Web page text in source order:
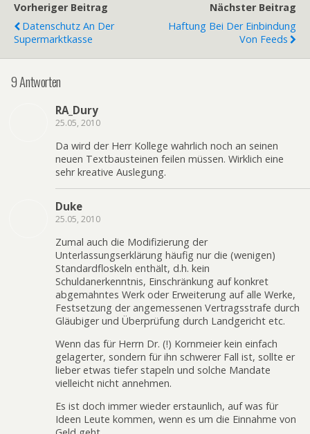
Vorheriger Beitrag
Datenschutz An Der
Supermarktkasse
Nächster Beitrag
Haftung Bei Der Einbindung
Von Feeds
9 Antworten
RA_Dury
25.05, 2010
Da wird der Herr Kollege wahrlich noch an seinen
neuen Textbausteinen feilen müssen. Wirklich eine
sehr kreative Auslegung.
Duke
25.05, 2010
Zumal auch die Modifizierung der
Unterlassungserklärung häufig nur die (wenigen)
Standardfloskeln enthält, d.h. kein
Schuldanerkenntnis, Einschränkung auf konkret
abgemahntes Werk oder Erweiterung auf alle Werke,
Festsetzung der angemessenen Vertragsstrafe durch
Gläubiger und Überprüfung durch Landgericht etc.
Wenn das für Herrn Dr. (!) Kornmeier kein einfach
gelagerter, sondern für ihn schwerer Fall ist, sollte er
lieber etwas tiefer stapeln und solche Mandate
vielleicht nicht annehmen.
Es ist doch immer wieder erstaunlich, auf was für
Ideen Leute kommen, wenn es um die Einnahme von